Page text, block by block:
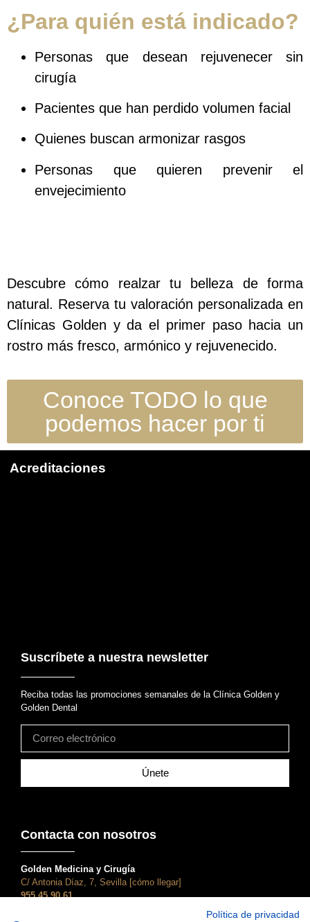
¿Para quién está indicado?
Personas que desean rejuvenecer sin
cirugía
Pacientes que han perdido volumen facial
Quienes buscan armonizar rasgos
Personas que quieren prevenir el
envejecimiento
Descubre cómo realzar tu belleza de forma
natural. Reserva tu valoración personalizada en
Clínicas Golden y da el primer paso hacia un
rostro más fresco, armónico y rejuvenecido.
Conoce TODO lo que
podemos hacer por ti
Acreditaciones
Suscríbete a nuestra newsletter
Reciba todas las promociones semanales de la Clínica Golden y
Golden Dental
Únete
Contacta con nosotros
Golden Medicina y Cirugía
C/ Antonia Díaz, 7, Sevilla [cómo llegar]
955 45 90 61
Política de privacidad